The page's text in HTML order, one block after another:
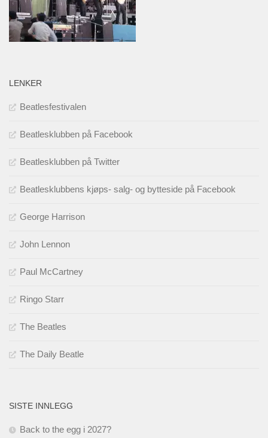
LENKER
Beatlesfestivalen
Beatlesklubben på Facebook
Beatlesklubben på Twitter
Beatlesklubbens kjøps- salg- og bytteside på Facebook
George Harrison
John Lennon
Paul McCartney
Ringo Starr
The Beatles
The Daily Beatle
SISTE INNLEGG
Back to the egg i 2027?